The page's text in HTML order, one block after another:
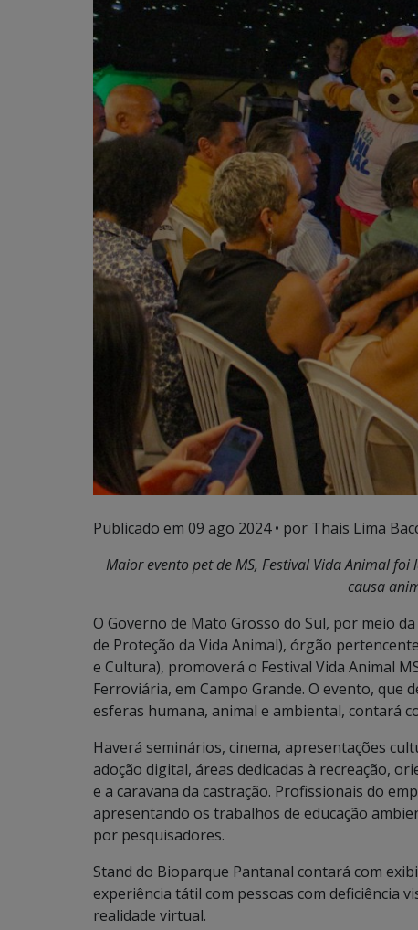
Publicado em 09 ago 2024• por Thais Lima
Maior evento pet de MS, Festival Vida Animal
causa
O Governo de Mato Grosso do Sul, por meio
de Proteção da Vida Animal), órgão
e Cultura), promoverá o Festival Vida Animal
Ferroviária, em Campo Grande. O evento, que
esferas humana, animal e ambiental, contará
Haverá seminários, cinema, apresentações
adoção digital, áreas dedicadas à recreação,
e a caravana da castração. Profissionais do
apresentando os trabalhos de educação
por pesquisadores.
Stand do Bioparque Pantanal contará com
experiência tátil com pessoas com deficiência
realidade virtual.